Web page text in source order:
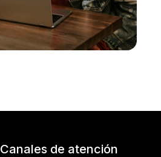
Canales de atención